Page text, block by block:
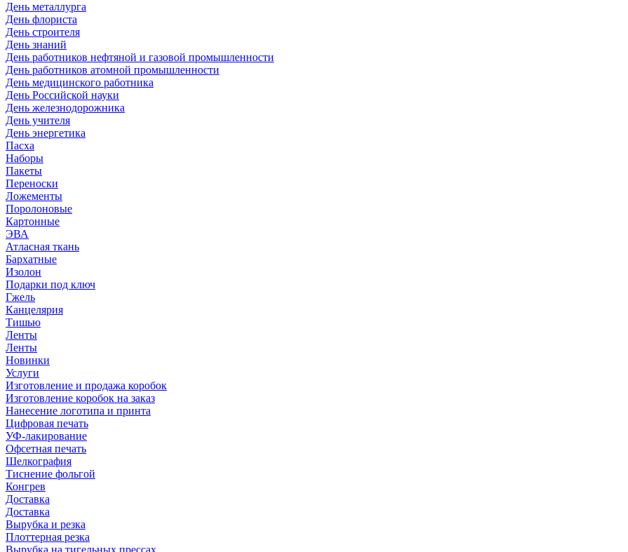
День металлурга
День флориста
День строителя
День знаний
День работников нефтяной и газовой промышленности
День работников атомной промышленности
День медицинского работника
День Российской науки
День железнодорожника
День учителя
День энергетика
Пасха
Наборы
Пакеты
Переноски
Ложементы
Поролоновые
Картонные
ЭВА
Атласная ткань
Бархатные
Изолон
Подарки под ключ
Гжель
Канцелярия
Тишью
Ленты
Ленты
Новинки
Услуги
Изготовление и продажа коробок
Изготовление коробок на заказ
Нанесение логотипа и принта
Цифровая печать
УФ-лакирование
Офсетная печать
Шелкография
Тиснение фольгой
Конгрев
Доставка
Доставка
Вырубка и резка
Плоттерная резка
Вырубка на тигельных прессах